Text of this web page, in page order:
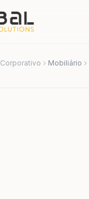
Corporativo Mobiliário